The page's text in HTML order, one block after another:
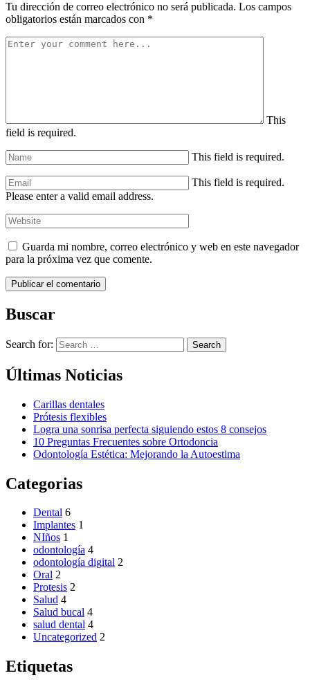
Tu dirección de correo electrónico no será publicada. Los campos
obligatorios están marcados con *
This
field is required.
This field is required.
This field is required.
Please enter a valid email address.
Guarda mi nombre, correo electrónico y web en este navegador
para la próxima vez que comente.
Buscar
Search for: Search
Últimas Noticias
Carillas dentales
Prótesis flexibles
Logra una sonrisa perfecta siguiendo estos 8 consejos
10 Preguntas Frecuentes sobre Ortodoncia
Odontología Estética: Mejorando la Autoestima
Categorias
Dental 6
Implantes 1
NIños 1
odontología 4
odontología digital 2
Oral 2
Protesis 2
Salud 4
Salud bucal 4
salud dental 4
Uncategorized 2
Etiquetas